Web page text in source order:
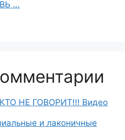
…
НЕ ГОВОРИТ!!! Видео
и лаконичные